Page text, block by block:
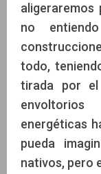
aligeraremos
no
todo,
tirada por
energéticas
pueda
nativos, pero